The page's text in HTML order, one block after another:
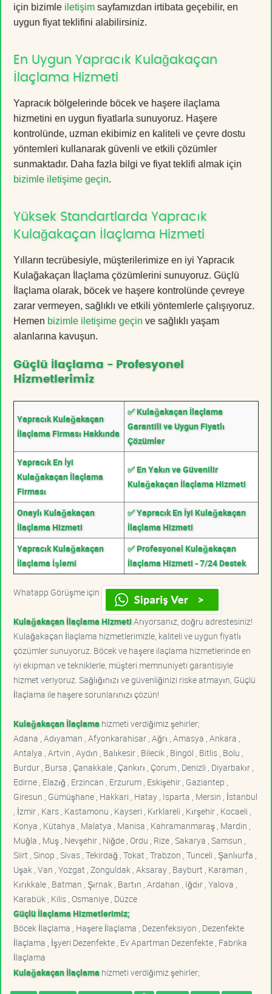
için bizimle iletişim sayfamızdan irtibata geçebilir, en
uygun fiyat teklifini alabilirsiniz.
En Uygun Yapracık Kulağakaçan
İlaçlama Hizmeti
Yapracık bölgelerinde böcek ve haşere ilaçlama
hizmetini en uygun fiyatlarla sunuyoruz. Haşere
kontrolünde, uzman ekibimiz en kaliteli ve çevre dostu
yöntemleri kullanarak güvenli ve etkili çözümler
sunmaktadır. Daha fazla bilgi ve fiyat teklifi almak için
bizimle iletişime geçin.
Yüksek Standartlarda Yapracık
Kulağakaçan İlaçlama Hizmeti
Yılların tecrübesiyle, müşterilerimize en iyi Yapracık
Kulağakaçan İlaçlama çözümlerini sunuyoruz. Güçlü
İlaçlama olarak, böcek ve haşere kontrolünde çevreye
zarar vermeyen, sağlıklı ve etkili yöntemlerle çalışıyoruz.
Hemen bizimle iletişime geçin ve sağlıklı yaşam
alanlarına kavuşun.
Güçlü İlaçlama - Profesyonel
Hizmetlerimiz
Yapracık Kulağakaçan
İlaçlama Firması Hakkında
✅ Kulağakaçan İlaçlama
Garantili ve Uygun Fiyatlı
Çözümler
Yapracık En İyi
Kulağakaçan İlaçlama
Firması
✅ En Yakın ve Güvenilir
Kulağakaçan İlaçlama Hizmeti
Onaylı Kulağakaçan
İlaçlama Hizmeti
✅ Yapracık En İyi Kulağakaçan
İlaçlama Hizmeti
Yapracık Kulağakaçan
İlaçlama İşlemi
✅ Profesyonel Kulağakaçan
İlaçlama Hizmeti - 7/24 Destek
Whatapp Görüşme için
Kulağakaçan İlaçlama HizmetiArıyorsanız, doğru adrestesiniz!
Kulağakaçan İlaçlama hizmetlerimizle, kaliteli ve uygun fiyatlı
çözümler sunuyoruz. Böcek ve haşere ilaçlama hizmetlerinde en
iyi ekipman ve tekniklerle, müşteri memnuniyeti garantisiyle
hizmet veriyoruz. Sağlığınızı ve güvenliğinizi riske atmayın, Güçlü
İlaçlama ile haşere sorunlarınızı çözün!
Kulağakaçan İlaçlama hizmeti verdiğimiz şehirler;
Adana , Adıyaman , Afyonkarahisar , Ağrı , Amasya , Ankara ,
Antalya , Artvin , Aydın , Balıkesir , Bilecik , Bingöl , Bitlis , Bolu ,
Burdur , Bursa , Çanakkale , Çankırı , Çorum , Denizli , Diyarbakır ,
Edirne , Elazığ , Erzincan , Erzurum , Eskişehir , Gaziantep ,
Giresun , Gümüşhane , Hakkari , Hatay , Isparta , Mersin , İstanbul
, İzmir , Kars , Kastamonu , Kayseri , Kırklareli , Kırşehir , Kocaeli ,
Konya , Kütahya , Malatya , Manisa , Kahramanmaraş , Mardin ,
Muğla , Muş , Nevşehir , Niğde , Ordu , Rize , Sakarya , Samsun ,
Siirt , Sinop , Sivas , Tekirdağ , Tokat , Trabzon , Tunceli , Şanlıurfa ,
Uşak , Van , Yozgat , Zonguldak , Aksaray , Bayburt , Karaman ,
Kırıkkale , Batman , Şırnak , Bartın , Ardahan , Iğdır , Yalova ,
Karabük , Kilis , Osmaniye , Düzce
Güçlü İlaçlama Hizmetlerimiz;
Böcek İlaçlama , Haşere İlaçlama , Dezenfeksiyon , Dezenfekte
İlaçlama , İşyeri Dezenfekte , Ev Apartman Dezenfekte , Fabrika
İlaçlama
Kulağakaçan İlaçlama hizmeti verdiğimiz şehirler;